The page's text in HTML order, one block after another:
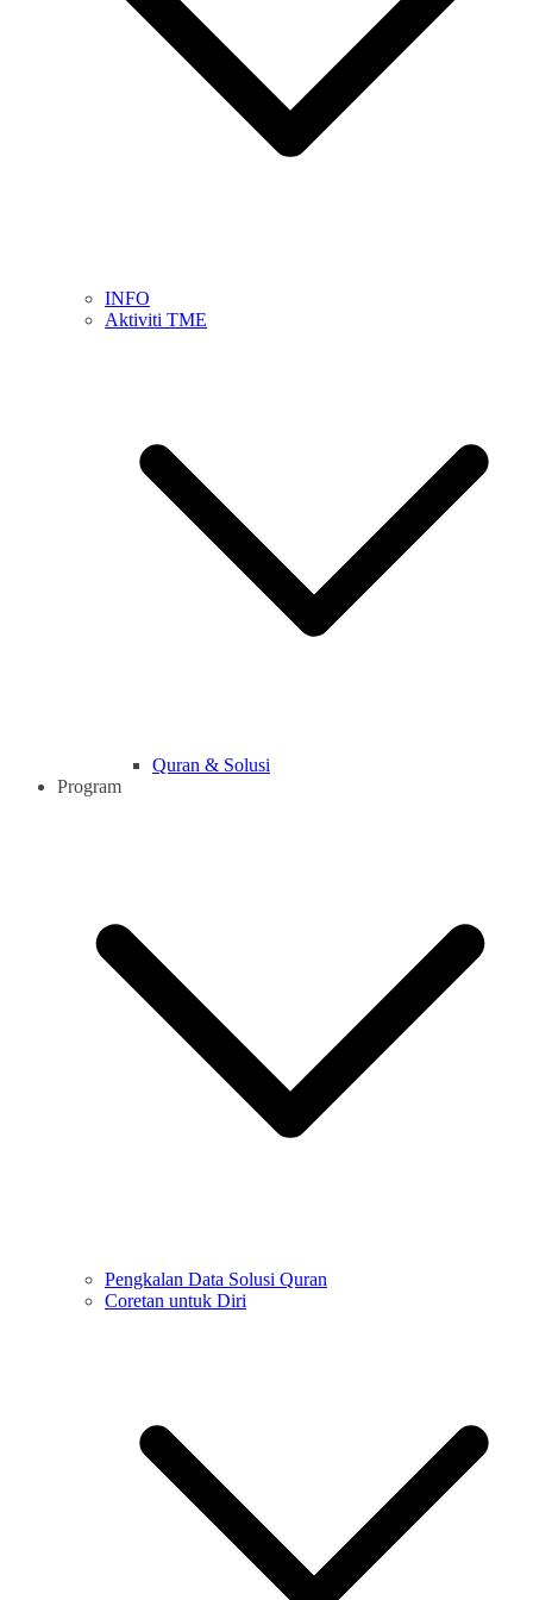
INFO
Aktiviti TME
Quran & Solusi
Program
Pengkalan Data Solusi Quran
Coretan untuk Diri